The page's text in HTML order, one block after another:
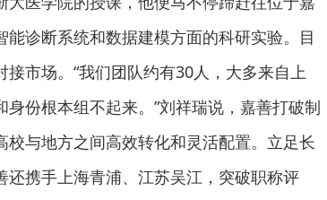
诊断系统和数据建模方面的科研实验。目
市场。“我们团队约有30人，大多来自上
份根本组不起来。”刘祥瑞说，嘉善打破制
与地方之间高效转化和灵活配置。立足长
携手上海青浦、江苏吴江，突破职称评